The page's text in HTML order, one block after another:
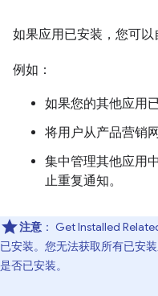
如果应用已安装，您可以
例如：
如果您的其他应用
将用户从产品营销
集中管理其他应用
止重复通知。
注意 ： Get Installed
已安装。您无法获取所有已安
是否已安装。